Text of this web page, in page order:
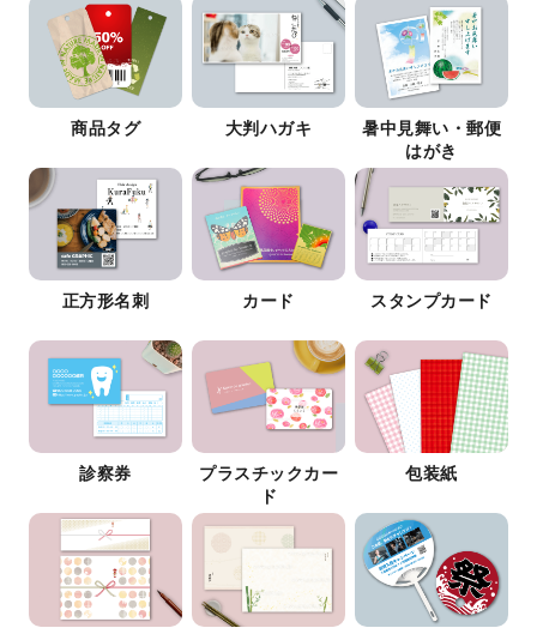
商品タグ 大判ハガキ
暑中見舞い・郵便
はがき
正方形名刺 カード スタンプカード
診察券
プラスチックカー
ド
包装紙